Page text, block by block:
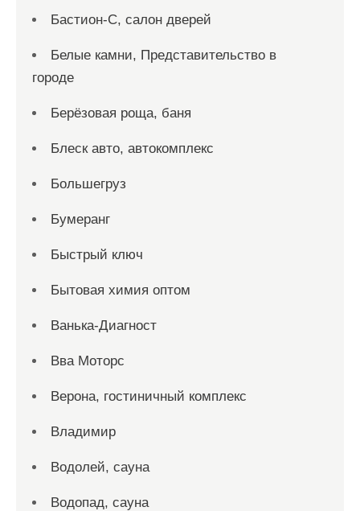
Бастион-С, салон дверей
Белые камни, Представительство в
городе
Берёзовая роща, баня
Блеск авто, автокомплекс
Большегруз
Бумеранг
Быстрый ключ
Бытовая химия оптом
Ванька-Диагност
Вва Моторс
Верона, гостиничный комплекс
Владимир
Водолей, сауна
Водопад, сауна